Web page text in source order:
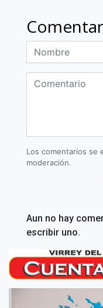
Los comentarios se
moderación.
Aun no hay
escribir uno.